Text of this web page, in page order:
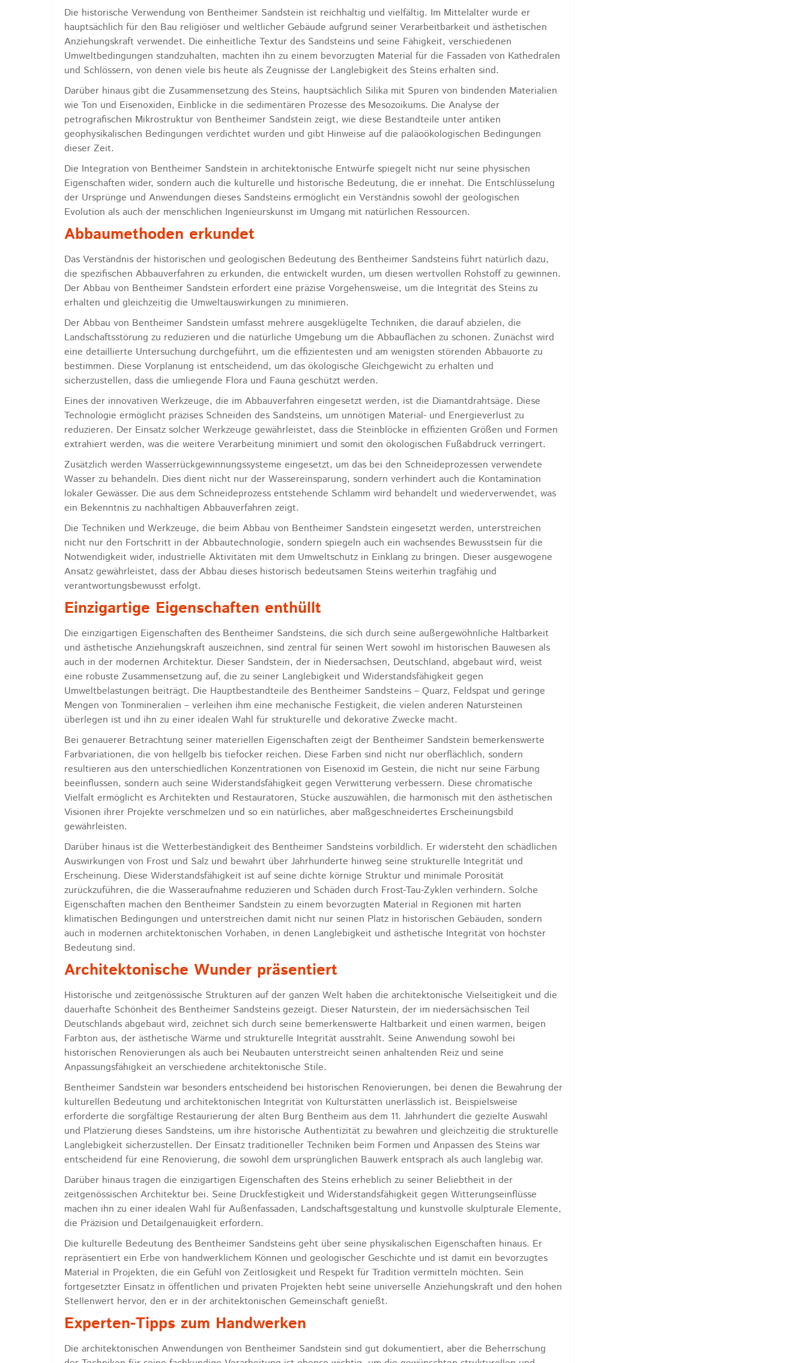
Die historische Verwendung von Bentheimer Sandstein ist reichhaltig und vielfältig. Im Mittelalter wurde er
hauptsächlich für den Bau religiöser und weltlicher Gebäude aufgrund seiner Verarbeitbarkeit und ästhetischen
Anziehungskraft verwendet. Die einheitliche Textur des Sandsteins und seine Fähigkeit, verschiedenen
Umweltbedingungen standzuhalten, machten ihn zu einem bevorzugten Material für die Fassaden von Kathedralen
und Schlössern, von denen viele bis heute als Zeugnisse der Langlebigkeit des Steins erhalten sind.
Darüber hinaus gibt die Zusammensetzung des Steins, hauptsächlich Silika mit Spuren von bindenden Materialien
wie Ton und Eisenoxiden, Einblicke in die sedimentären Prozesse des Mesozoikums. Die Analyse der
petrografischen Mikrostruktur von Bentheimer Sandstein zeigt, wie diese Bestandteile unter antiken
geophysikalischen Bedingungen verdichtet wurden und gibt Hinweise auf die paläoökologischen Bedingungen
dieser Zeit.
Die Integration von Bentheimer Sandstein in architektonische Entwürfe spiegelt nicht nur seine physischen
Eigenschaften wider, sondern auch die kulturelle und historische Bedeutung, die er innehat. Die Entschlüsselung
der Ursprünge und Anwendungen dieses Sandsteins ermöglicht ein Verständnis sowohl der geologischen
Evolution als auch der menschlichen Ingenieurskunst im Umgang mit natürlichen Ressourcen.
Abbaumethoden erkundet
Das Verständnis der historischen und geologischen Bedeutung des Bentheimer Sandsteins führt natürlich dazu,
die spezifischen Abbauverfahren zu erkunden, die entwickelt wurden, um diesen wertvollen Rohstoff zu gewinnen.
Der Abbau von Bentheimer Sandstein erfordert eine präzise Vorgehensweise, um die Integrität des Steins zu
erhalten und gleichzeitig die Umweltauswirkungen zu minimieren.
Der Abbau von Bentheimer Sandstein umfasst mehrere ausgeklügelte Techniken, die darauf abzielen, die
Landschaftsstörung zu reduzieren und die natürliche Umgebung um die Abbauflächen zu schonen. Zunächst wird
eine detaillierte Untersuchung durchgeführt, um die effizientesten und am wenigsten störenden Abbauorte zu
bestimmen. Diese Vorplanung ist entscheidend, um das ökologische Gleichgewicht zu erhalten und
sicherzustellen, dass die umliegende Flora und Fauna geschützt werden.
Eines der innovativen Werkzeuge, die im Abbauverfahren eingesetzt werden, ist die Diamantdrahtsäge. Diese
Technologie ermöglicht präzises Schneiden des Sandsteins, um unnötigen Material- und Energieverlust zu
reduzieren. Der Einsatz solcher Werkzeuge gewährleistet, dass die Steinblöcke in effizienten Größen und Formen
extrahiert werden, was die weitere Verarbeitung minimiert und somit den ökologischen Fußabdruck verringert.
Zusätzlich werden Wasserrückgewinnungssysteme eingesetzt, um das bei den Schneideprozessen verwendete
Wasser zu behandeln. Dies dient nicht nur der Wassereinsparung, sondern verhindert auch die Kontamination
lokaler Gewässer. Die aus dem Schneideprozess entstehende Schlamm wird behandelt und wiederverwendet, was
ein Bekenntnis zu nachhaltigen Abbauverfahren zeigt.
Die Techniken und Werkzeuge, die beim Abbau von Bentheimer Sandstein eingesetzt werden, unterstreichen
nicht nur den Fortschritt in der Abbautechnologie, sondern spiegeln auch ein wachsendes Bewusstsein für die
Notwendigkeit wider, industrielle Aktivitäten mit dem Umweltschutz in Einklang zu bringen. Dieser ausgewogene
Ansatz gewährleistet, dass der Abbau dieses historisch bedeutsamen Steins weiterhin tragfähig und
verantwortungsbewusst erfolgt.
Einzigartige Eigenschaften enthüllt
Die einzigartigen Eigenschaften des Bentheimer Sandsteins, die sich durch seine außergewöhnliche Haltbarkeit
und ästhetische Anziehungskraft auszeichnen, sind zentral für seinen Wert sowohl im historischen Bauwesen als
auch in der modernen Architektur. Dieser Sandstein, der in Niedersachsen, Deutschland, abgebaut wird, weist
eine robuste Zusammensetzung auf, die zu seiner Langlebigkeit und Widerstandsfähigkeit gegen
Umweltbelastungen beiträgt. Die Hauptbestandteile des Bentheimer Sandsteins – Quarz, Feldspat und geringe
Mengen von Tonmineralien – verleihen ihm eine mechanische Festigkeit, die vielen anderen Natursteinen
überlegen ist und ihn zu einer idealen Wahl für strukturelle und dekorative Zwecke macht.
Bei genauerer Betrachtung seiner materiellen Eigenschaften zeigt der Bentheimer Sandstein bemerkenswerte
Farbvariationen, die von hellgelb bis tiefocker reichen. Diese Farben sind nicht nur oberflächlich, sondern
resultieren aus den unterschiedlichen Konzentrationen von Eisenoxid im Gestein, die nicht nur seine Färbung
beeinflussen, sondern auch seine Widerstandsfähigkeit gegen Verwitterung verbessern. Diese chromatische
Vielfalt ermöglicht es Architekten und Restauratoren, Stücke auszuwählen, die harmonisch mit den ästhetischen
Visionen ihrer Projekte verschmelzen und so ein natürliches, aber maßgeschneidertes Erscheinungsbild
gewährleisten.
Darüber hinaus ist die Wetterbeständigkeit des Bentheimer Sandsteins vorbildlich. Er widersteht den schädlichen
Auswirkungen von Frost und Salz und bewahrt über Jahrhunderte hinweg seine strukturelle Integrität und
Erscheinung. Diese Widerstandsfähigkeit ist auf seine dichte körnige Struktur und minimale Porosität
zurückzuführen, die die Wasseraufnahme reduzieren und Schäden durch Frost-Tau-Zyklen verhindern. Solche
Eigenschaften machen den Bentheimer Sandstein zu einem bevorzugten Material in Regionen mit harten
klimatischen Bedingungen und unterstreichen damit nicht nur seinen Platz in historischen Gebäuden, sondern
auch in modernen architektonischen Vorhaben, in denen Langlebigkeit und ästhetische Integrität von höchster
Bedeutung sind.
Architektonische Wunder präsentiert
Historische und zeitgenössische Strukturen auf der ganzen Welt haben die architektonische Vielseitigkeit und die
dauerhafte Schönheit des Bentheimer Sandsteins gezeigt. Dieser Naturstein, der im niedersächsischen Teil
Deutschlands abgebaut wird, zeichnet sich durch seine bemerkenswerte Haltbarkeit und einen warmen, beigen
Farbton aus, der ästhetische Wärme und strukturelle Integrität ausstrahlt. Seine Anwendung sowohl bei
historischen Renovierungen als auch bei Neubauten unterstreicht seinen anhaltenden Reiz und seine
Anpassungsfähigkeit an verschiedene architektonische Stile.
Bentheimer Sandstein war besonders entscheidend bei historischen Renovierungen, bei denen die Bewahrung der
kulturellen Bedeutung und architektonischen Integrität von Kulturstätten unerlässlich ist. Beispielsweise
erforderte die sorgfältige Restaurierung der alten Burg Bentheim aus dem 11. Jahrhundert die gezielte Auswahl
und Platzierung dieses Sandsteins, um ihre historische Authentizität zu bewahren und gleichzeitig die strukturelle
Langlebigkeit sicherzustellen. Der Einsatz traditioneller Techniken beim Formen und Anpassen des Steins war
entscheidend für eine Renovierung, die sowohl dem ursprünglichen Bauwerk entsprach als auch langlebig war.
Darüber hinaus tragen die einzigartigen Eigenschaften des Steins erheblich zu seiner Beliebtheit in der
zeitgenössischen Architektur bei. Seine Druckfestigkeit und Widerstandsfähigkeit gegen Witterungseinflüsse
machen ihn zu einer idealen Wahl für Außenfassaden, Landschaftsgestaltung und kunstvolle skulpturale Elemente,
die Präzision und Detailgenauigkeit erfordern.
Die kulturelle Bedeutung des Bentheimer Sandsteins geht über seine physikalischen Eigenschaften hinaus. Er
repräsentiert ein Erbe von handwerklichem Können und geologischer Geschichte und ist damit ein bevorzugtes
Material in Projekten, die ein Gefühl von Zeitlosigkeit und Respekt für Tradition vermitteln möchten. Sein
fortgesetzter Einsatz in öffentlichen und privaten Projekten hebt seine universelle Anziehungskraft und den hohen
Stellenwert hervor, den er in der architektonischen Gemeinschaft genießt.
Experten-Tipps zum Handwerken
Die architektonischen Anwendungen von Bentheimer Sandstein sind gut dokumentiert, aber die Beherrschung